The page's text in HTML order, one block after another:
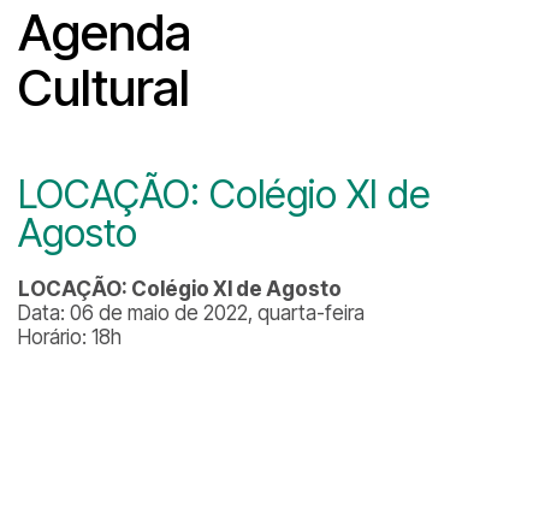
Agenda
Cultural
LOCAÇÃO: Colégio XI de
Agosto
LOCAÇÃO: Colégio XI de Agosto
Data: 06 de maio de 2022, quarta-feira
Horário: 18h